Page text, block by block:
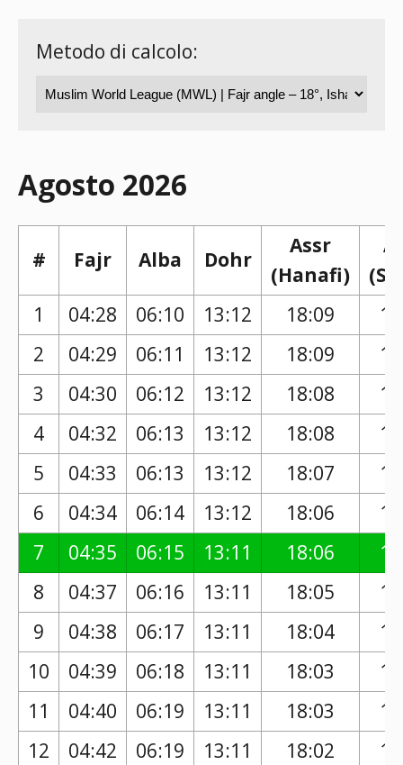
Metodo di calcolo:
Agosto 2026
# Fajr Alba Dohr
Assr
(Hanafi)
1
04:28 06:10 13:12 18:09
2
04:29 06:11 13:12 18:09
3
04:30 06:12 13:12 18:08
4
04:32 06:13 13:12 18:08
5
04:33 06:13 13:12 18:07
6
04:34 06:14 13:12 18:06
7
04:35 06:15 13:11 18:06
8
04:37 06:16 13:11 18:05
9
04:38 06:17 13:11 18:04
10
04:39 06:18 13:11 18:03
11
04:40 06:19 13:11 18:03
12
04:42 06:19 13:11 18:02